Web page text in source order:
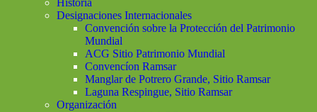
Historia
Designaciones Internacionales
Convención sobre la Protección del Patrimonio
Mundial
ACG Sitio Patrimonio Mundial
Convencíon Ramsar
Manglar de Potrero Grande, Sitio Ramsar
Laguna Respingue, Sitio Ramsar
Organización